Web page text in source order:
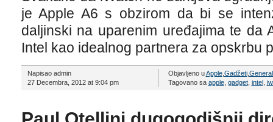
je Apple A6 s obzirom da bi se
daljinski na uparenim uređajima te da
Intel kao idealnog partnera za opskrbu
Napisao admin
27 Decembra, 2012 at 9:04 pm
Objavljeno uApple, Gadžeti,
Tagovano sa apple, gadget, intel,